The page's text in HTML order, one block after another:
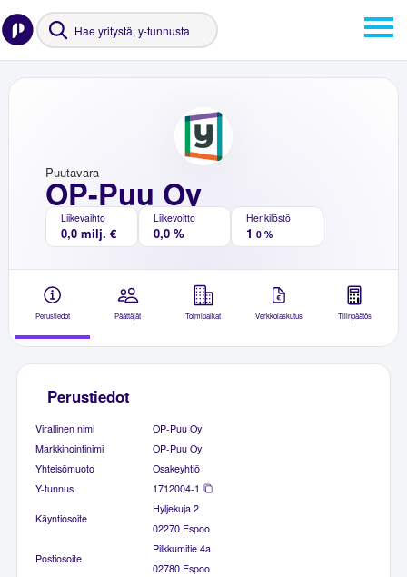
OP-Puu Oy
Puutavara
Liikevaihto
0,0 milj. €
Liikevoitto
0,0 %
Henkilöstö
1 0 %
Perustiedot Päättäjät Toimipaikat Verkkolaskutus Tilinpäätös
Perustiedot
Virallinen nimi
OP-Puu Oy
Markkinointinimi
OP-Puu Oy
Yhteisömuoto
Osakeyhtiö
Y-tunnus
1712004-1
Käyntiosoite
Hyljekuja 2
02270 Espoo
Postiosoite
Pilkkumitie 4a
02780 Espoo